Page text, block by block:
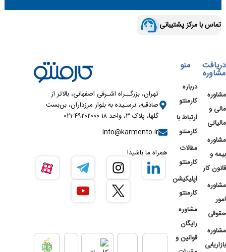
تماس با مرکز پشتیبانی
دریافت
مشاوره
مشاوره
مالی و
مالیاتی
مشاوره
بیمه و
قانون کار
مشاوره
امور
حقوقی
مشاوره
بازاریابی
منو
درباره
کارمنتو
ارتباط با
کارمنتو
مقالات
کارمنتو
اپلیکیشن
کارمنتو
مشاوره
رایگان
قوانین و
تهران، بزرگــراه اشـرفی اصفهانی، بالاتر از
صادقیه، نرسـیده به بلوار مرزداران، بن‌بست
گلها، پلاک ۳، واحد ۱۸ ۴۹۲۰۲۰۰۰-۰۲۱
info@karmento.ir
همراه ما باشید!